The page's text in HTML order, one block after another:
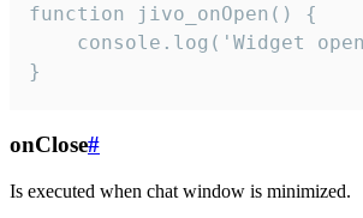
function jivo_onOpen() {
console.log('Widget
}
onClose#
Is executed when chat window is minimized.